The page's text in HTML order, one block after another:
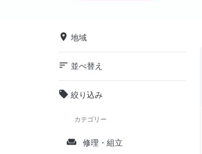
place 地域
sort 並べ替え
local_offer 絞り込み
カテゴリー
weekend 修理・組立